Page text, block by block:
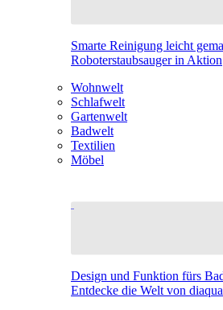
Smarte Reinigung leicht
Roboterstaubsauger in Aktion
Wohnwelt
Schlafwelt
Gartenwelt
Badwelt
Textilien
Möbel
Design und Funktion fürs
Entdecke die Welt von diaqua